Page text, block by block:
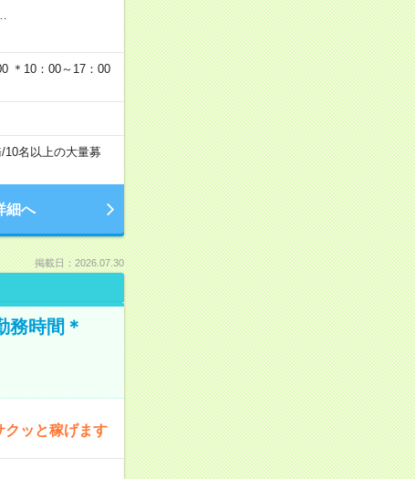
＊10：00～17：00
/10名以上の大量募
細へ
掲載日：2026.07.30
務時間＊
クッと稼げます